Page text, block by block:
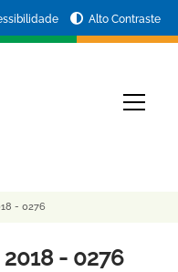
Alto Contraste
- 0276
2018 - 0276